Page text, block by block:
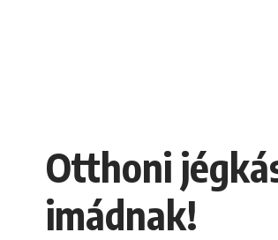
Otthoni
imádnak!